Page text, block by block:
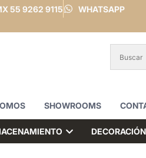
55 9262 9115 WHATSAPP
SHOWROOMS
DECORACIÓN